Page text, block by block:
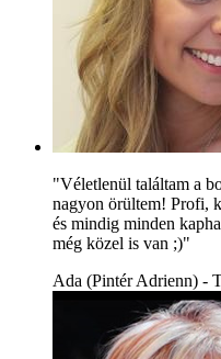
"Véletlenül találtam a
nagyon örültem! Profi,
és mindig minden
még közel is van ;)"
Ada (Pintér Adrienn) -